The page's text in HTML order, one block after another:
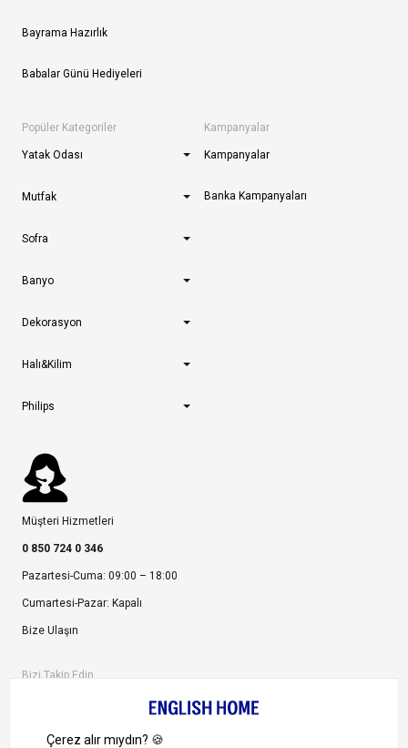
Bayrama Hazırlık
Babalar Günü Hediyeleri
Popüler Kategoriler
Yatak Odası
Mutfak
Sofra
Banyo
Dekorasyon
Halı&Kilim
Philips
Kampanyalar
Kampanyalar
Banka Kampanyaları
Müşteri Hizmetleri
0 850 724 0 346
Pazartesi-Cuma: 09:00 – 18:00
Cumartesi-Pazar: Kapalı
Bize Ulaşın
Bizi Takip Edin